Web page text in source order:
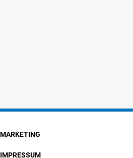
MARKETING
IMPRESSUM